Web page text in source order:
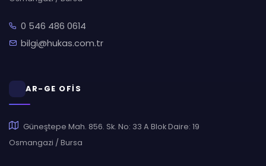
0 546 486 0614
bilgi@hukas.com.tr
AR-GE OFİS
Güneştepe Mah. 856. Sk. No: 33 A Blok Daire: 19
Osmangazi / Bursa